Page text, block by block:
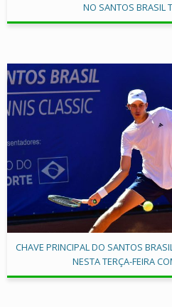
NO SANTOS BRASIL
CHAVE PRINCIPAL DO SANTOS
NESTA TERÇA-FEIRA